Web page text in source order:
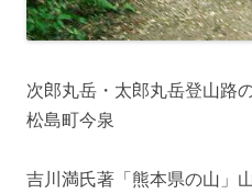
次郎丸岳・太郎丸岳登山
松島町今泉
吉川満氏著「熊本県の山」